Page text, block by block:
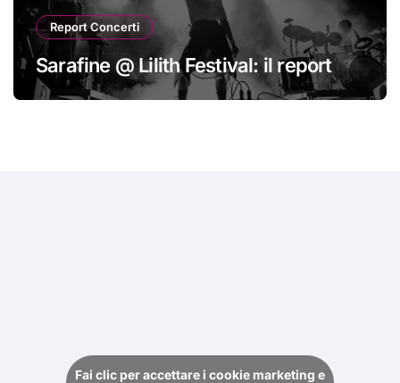
Report Concerti
Sarafine @ Lilith Festival: il report
Fai clic per accettare i cookie marketing e